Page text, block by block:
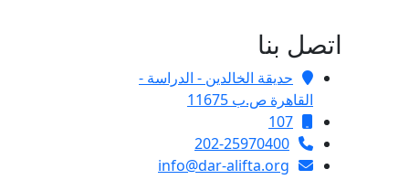
اتصل بنا
حديقة الخالدين - الدراسة -
القاهرة ص.ب 11675
107
202-25970400
info@dar-alifta.org